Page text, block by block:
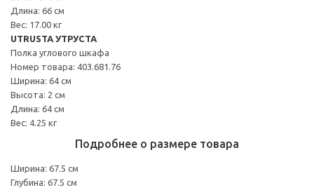
Длина: 66 см
Вес: 17.00 кг
UTRUSTA УТРУСТА
Полка углового шкафа
Номер товара: 403.681.76
Ширина: 64 см
Высота: 2 см
Длина: 64 см
Вес: 4.25 кг
Подробнее о размере товара
Ширина: 67.5 см
Глубина: 67.5 см